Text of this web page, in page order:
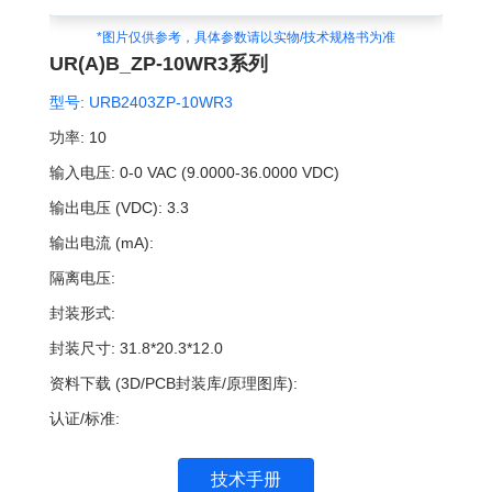
*图片仅供参考，具体参数请以实物/技术规格书为准
UR(A)B_ZP-10WR3系列
型号: URB2403ZP-10WR3
功率: 10
输入电压: 0-0 VAC (9.0000-36.0000 VDC)
输出电压 (VDC): 3.3
输出电流 (mA):
隔离电压:
封装形式:
封装尺寸: 31.8*20.3*12.0
资料下载 (3D/PCB封装库/原理图库):
认证/标准:
技术手册